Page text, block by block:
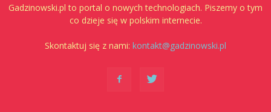
Gadzinowski.pl to portal o nowych technologiach. Piszemy o tym
co dzieje się w polskim internecie.
Skontaktuj się z nami: kontakt@gadzinowski.pl